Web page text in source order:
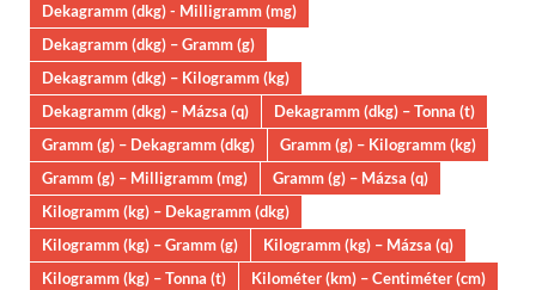
Dekagramm (dkg) - Milligramm (mg)
Dekagramm (dkg) – Gramm (g)
Dekagramm (dkg) – Kilogramm (kg)
Dekagramm (dkg) – Mázsa (q)
Dekagramm (dkg) – Tonna (t)
Gramm (g) – Dekagramm (dkg)
Gramm (g) – Kilogramm (kg)
Gramm (g) – Milligramm (mg)
Gramm (g) – Mázsa (q)
Kilogramm (kg) – Dekagramm (dkg)
Kilogramm (kg) – Gramm (g)
Kilogramm (kg) – Mázsa (q)
Kilogramm (kg) – Tonna (t)
Kilométer (km) – Centiméter (cm)